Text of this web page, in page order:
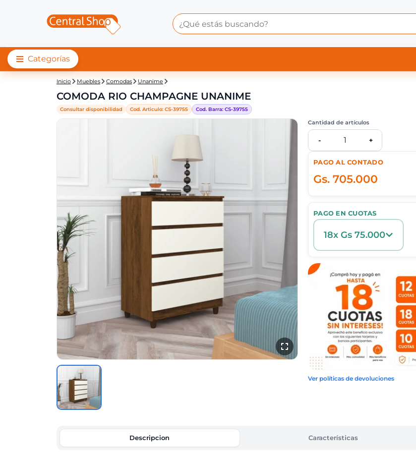
Categorías
Central Shop: COMODA RIO
Inicio Muebles Comodas Unanime
COMODA RIO CHAMPAGNE UNANIME
Consultar disponibilidad Cod. Articulo: CS-39755 Cod. Barra: CS-39755
PAGO AL CONTADO
Gs. 705.000
PAGO EN CUOTAS
18x Gs 75.000
Cantidad de artículos
- 1 +
Ver políticas de devoluciones
Descripcion Características